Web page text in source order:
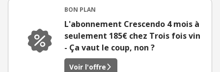
BON PLAN
L'abonnement Crescendo 4 mois à
seulement 185€ chez Trois fois vin
- Ça vaut le coup, non ?
Voir l'offre